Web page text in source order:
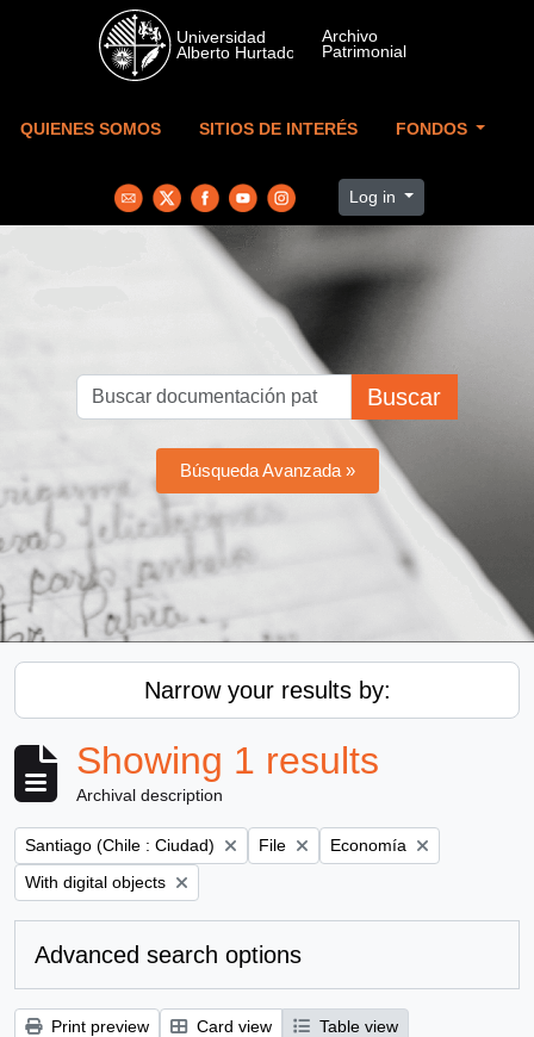
Skip to main content
QUIENES SOMOS SITIOS DE INTERÉS FONDOS
Log in
Buscar
Búsqueda Avanzada »
Narrow your results by:
Showing 1 results
Archival description
Remove filter:
Santiago (Chile : Ciudad) Remove filter:
File Remove filter:
Economía
Remove filter:
With digital objects
Advanced search options
Print preview Card view
Table view